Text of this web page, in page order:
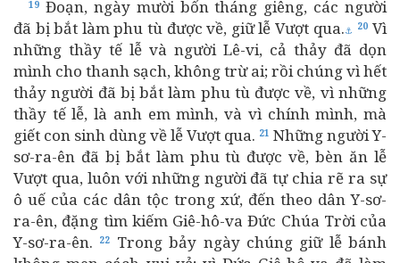
19 Đoạn, ngày mười bốn tháng giêng, các người
đã bị bắt làm phu tù được về, giữ lễ Vượt qua.⚓ 20 Vì
những thầy tế lễ và người Lê-vi, cả thảy đã dọn
mình cho thanh sạch, không trừ ai; rồi chúng vì hết
thảy người đã bị bắt làm phu tù được về, vì những
thầy tế lễ, là anh em mình, và vì chính mình, mà
giết con sinh dùng về lễ Vượt qua. 21 Những người Y-
sơ-ra-ên đã bị bắt làm phu tù được về, bèn ăn lễ
Vượt qua, luôn với những người đã tự chia rẽ ra sự
ô uế của các dân tộc trong xứ, đến theo dân Y-sơ-
ra-ên, đặng tìm kiếm Giê-hô-va Đức Chúa Trời của
Y-sơ-ra-ên.
22
Trong bảy ngày chúng giữ lễ bánh